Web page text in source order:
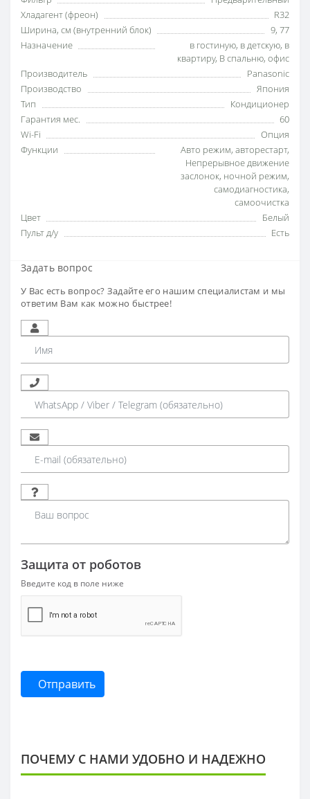
Хладагент (фреон)
R32
Ширина, см (внутренний блок)
9, 77
Назначение
в гостиную, в детскую, в
квартиру, В спальню, офис
Производитель
Panasonic
Производство
Япония
Тип
Кондиционер
Гарантия мес.
60
Wi-Fi
Опция
Функции
Авто режим, авторестарт,
Непрерывное движение
заслонок, ночной режим,
самодиагностика,
самоочистка
Цвет
Белый
Пульт д/у
Есть
Задать вопрос
У Вас есть вопрос? Задайте его нашим специалистам и мы
ответим Вам как можно быстрее!
Защита от роботов
Введите код в поле ниже
Отправить
ПОЧЕМУ С НАМИ УДОБНО И НАДЕЖНО